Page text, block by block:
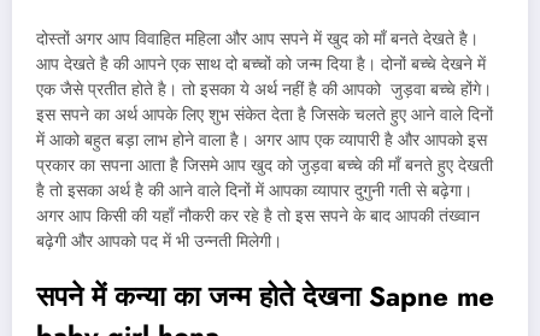
दोस्तों अगर आप विवाहित महिला और आप सपने में खुद को माँ बनते देखते है।
आप देखते है की आपने एक साथ दो बच्चों को जन्म दिया है। दोनों बच्चे देखने में
एक जैसे प्रतीत होते है। तो इसका ये अर्थ नहीं है की आपको जुड़वा बच्चे होंगे।
इस सपने का अर्थ आपके लिए शुभ संकेत देता है जिसके चलते हुए आने वाले दिनों
में आको बहुत बड़ा लाभ होने वाला है। अगर आप एक व्यापारी है और आपको इस
प्रकार का सपना आता है जिसमे आप खुद को जुड़वा बच्चे की माँ बनते हुए देखती
है तो इसका अर्थ है की आने वाले दिनों में आपका व्यापार दुगुनी गती से बढ़ेगा।
अगर आप किसी की यहाँ नौकरी कर रहे है तो इस सपने के बाद आपकी तंख्वान
बढ़ेगी और आपको पद में भी उन्नती मिलेगी।
सपने में कन्या का जन्म होते देखना Sapne me